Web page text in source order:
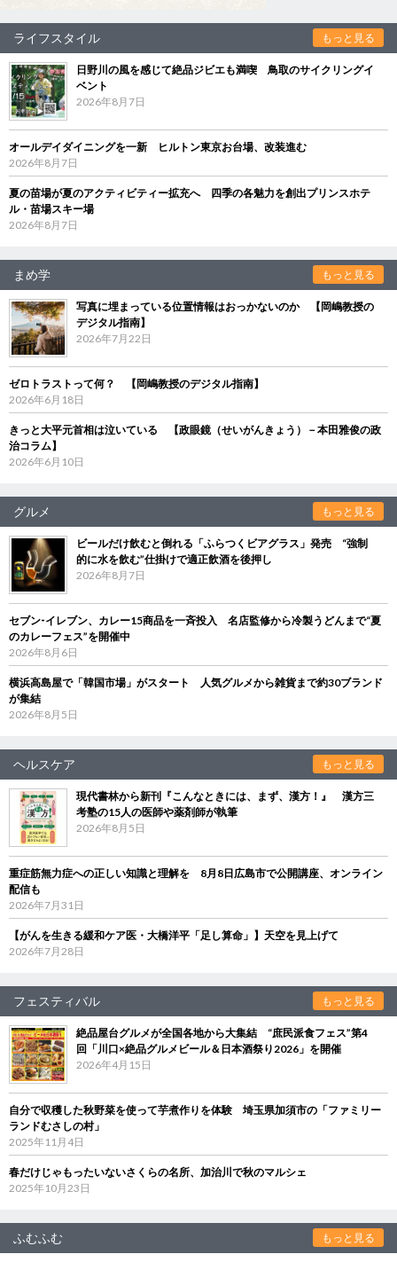
ライフスタイル もっと見る
日野川の風を感じて絶品ジビエも満喫 鳥取のサイクリングイ
ベント
2026年8月7日
オールデイダイニングを一新 ヒルトン東京お台場、改装進む
2026年8月7日
夏の苗場が夏のアクティビティー拡充へ 四季の各魅力を創出プリンスホテ
ル・苗場スキー場
2026年8月7日
まめ学 もっと見る
写真に埋まっている位置情報はおっかないのか 【岡嶋教授の
デジタル指南】
2026年7月22日
ゼロトラストって何？ 【岡嶋教授のデジタル指南】
2026年6月18日
きっと大平元首相は泣いている 【政眼鏡（せいがんきょう）－本田雅俊の政
治コラム】
2026年6月10日
グルメ もっと見る
ビールだけ飲むと倒れる「ふらつくビアグラス」発売 “強制
的に水を飲む”仕掛けで適正飲酒を後押し
2026年8月7日
セブン‐イレブン、カレー15商品を一斉投入 名店監修から冷製うどんまで“夏
のカレーフェス”を開催中
2026年8月6日
横浜高島屋で「韓国市場」がスタート 人気グルメから雑貨まで約30ブランド
が集結
2026年8月5日
ヘルスケア もっと見る
現代書林から新刊『こんなときには、まず、漢方！』 漢方三
考塾の15人の医師や薬剤師が執筆
2026年8月5日
重症筋無力症への正しい知識と理解を 8月8日広島市で公開講座、オンライン
配信も
2026年7月31日
【がんを生きる緩和ケア医・大橋洋平「足し算命」】天空を見上げて
2026年7月28日
フェスティバル もっと見る
絶品屋台グルメが全国各地から大集結 “庶民派食フェス”第4
回「川口×絶品グルメビール＆日本酒祭り2026」を開催
2026年4月15日
自分で収穫した秋野菜を使って芋煮作りを体験 埼玉県加須市の「ファミリー
ランドむさしの村」
2025年11月4日
春だけじゃもったいないさくらの名所、加治川で秋のマルシェ
2025年10月23日
ふむふむ もっと見る